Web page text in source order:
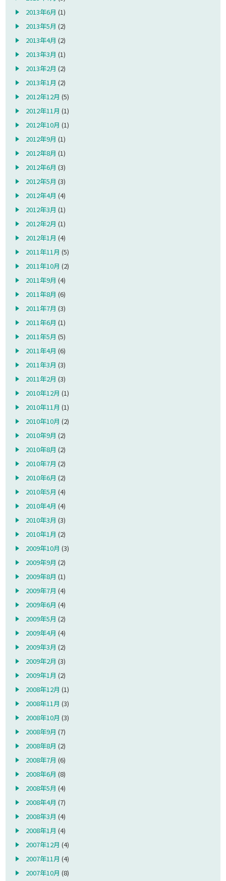
2013年6月 (1)
2013年5月 (2)
2013年4月 (2)
2013年3月 (1)
2013年2月 (2)
2013年1月 (2)
2012年12月 (5)
2012年11月 (1)
2012年10月 (1)
2012年9月 (1)
2012年8月 (1)
2012年6月 (3)
2012年5月 (3)
2012年4月 (4)
2012年3月 (1)
2012年2月 (1)
2012年1月 (4)
2011年11月 (5)
2011年10月 (2)
2011年9月 (4)
2011年8月 (6)
2011年7月 (3)
2011年6月 (1)
2011年5月 (5)
2011年4月 (6)
2011年3月 (3)
2011年2月 (3)
2010年12月 (1)
2010年11月 (1)
2010年10月 (2)
2010年9月 (2)
2010年8月 (2)
2010年7月 (2)
2010年6月 (2)
2010年5月 (4)
2010年4月 (4)
2010年3月 (3)
2010年1月 (2)
2009年10月 (3)
2009年9月 (2)
2009年8月 (1)
2009年7月 (4)
2009年6月 (4)
2009年5月 (2)
2009年4月 (4)
2009年3月 (2)
2009年2月 (3)
2009年1月 (2)
2008年12月 (1)
2008年11月 (3)
2008年10月 (3)
2008年9月 (7)
2008年8月 (2)
2008年7月 (6)
2008年6月 (8)
2008年5月 (4)
2008年4月 (7)
2008年3月 (4)
2008年1月 (4)
2007年12月 (4)
2007年11月 (4)
2007年10月 (8)